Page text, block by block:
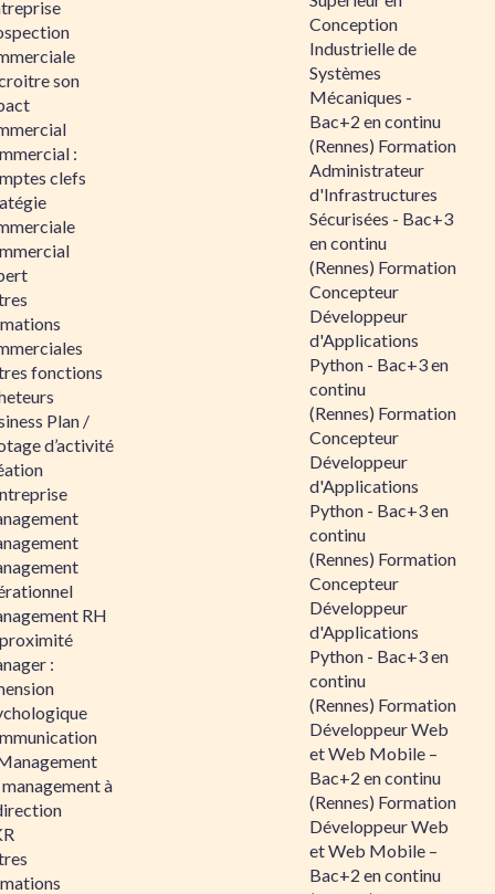
son
:
clefs
fonctions
Plan /
d’activité
RH
:
à
Conception
Industrielle de
Systèmes
Mécaniques -
Bac+2 en continu
(Rennes) Formation
Administrateur
d'Infrastructures
Sécurisées - Bac+3
en continu
(Rennes) Formation
Concepteur
Développeur
d'Applications
Python - Bac+3 en
continu
(Rennes) Formation
Concepteur
Développeur
d'Applications
Python - Bac+3 en
continu
(Rennes) Formation
Concepteur
Développeur
d'Applications
Python - Bac+3 en
continu
(Rennes) Formation
Développeur Web
et Web Mobile –
Bac+2 en continu
(Rennes) Formation
Développeur Web
et Web Mobile –
Bac+2 en continu